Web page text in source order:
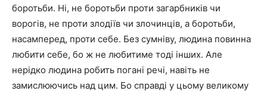
боротьби. Ні, не боротьби проти загарбників чи
ворогів, не проти злодіїв чи злочинців, а боротьби,
насамперед, проти себе. Без сумніву, людина повинна
любити себе, бо ж не любитиме тоді інших. Але
нерідко людина робить погані речі, навіть не
замислюючись над цим. Бо справді у цьому великому